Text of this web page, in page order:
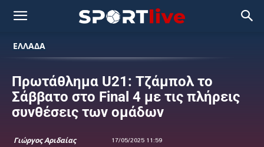
ΕΛΛΑΔΑ
Πρωτάθλημα U21: Τζάμπολ το
Σάββατο στο Final 4 με τις πλήρεις
συνθέσεις των ομάδων
Γιώργος Αριδαίας 17/05/2025 11:59